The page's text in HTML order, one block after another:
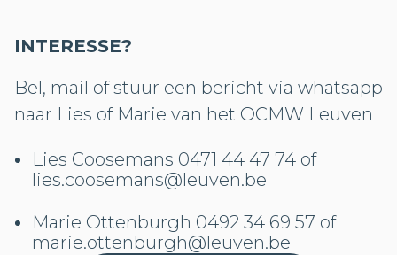
INTERESSE?
Bel, mail of stuur een bericht via whatsapp
naar Lies of Marie van het OCMW Leuven
Lies Coosemans 0471 44 47 74 of
lies.coosemans@leuven.be
Marie Ottenburgh 0492 34 69 57 of
marie.ottenburgh@leuven.be